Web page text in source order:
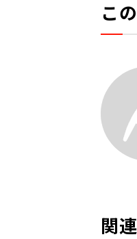
こ
関